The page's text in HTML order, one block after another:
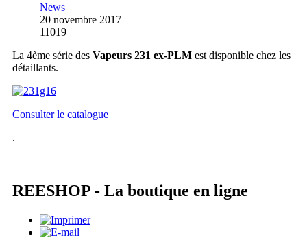
News
20 novembre 2017
11019
La 4ème série des Vapeurs 231 ex-PLM est disponible chez les
détaillants.
Consulter le catalogue
.
REESHOP - La boutique en ligne